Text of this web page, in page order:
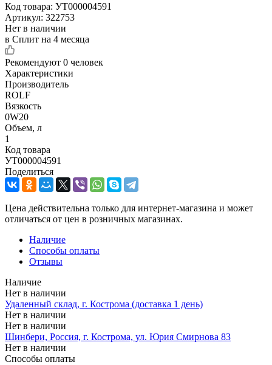
Код товара: УТ000004591
Артикул: 322753
Нет в наличии
в Сплит на 4 месяца
Рекомендуют 0 человек
Характеристики
Производитель
ROLF
Вязкость
0W20
Объем, л
1
Код товара
УТ000004591
Поделиться
Цена действительна только для интернет-магазина и может
отличаться от цен в розничных магазинах.
Наличие
Способы оплаты
Отзывы
Наличие
Нет в наличии
Удаленный склад, г. Кострома (доставка 1 день)
Нет в наличии
Нет в наличии
Шинбери, Россия, г. Кострома, ул. Юрия Смирнова 83
Нет в наличии
Способы оплаты